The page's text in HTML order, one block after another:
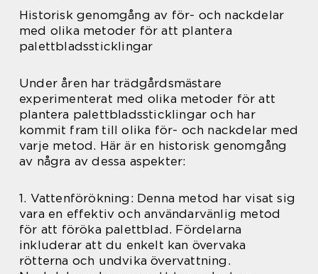
Historisk genomgång av för- och nackdelar
med olika metoder för att plantera
palettbladssticklingar
Under åren har trädgårdsmästare
experimenterat med olika metoder för att
plantera palettbladssticklingar och har
kommit fram till olika för- och nackdelar med
varje metod. Här är en historisk genomgång
av några av dessa aspekter:
1. Vattenförökning: Denna metod har visat sig
vara en effektiv och användarvänlig metod
för att föröka palettblad. Fördelarna
inkluderar att du enkelt kan övervaka
rötterna och undvika övervattning.